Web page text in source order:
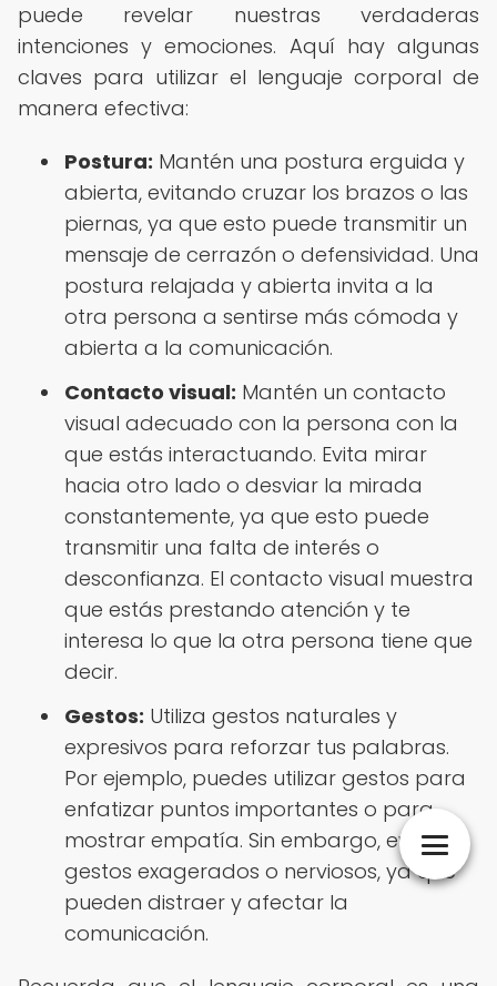
puede revelar nuestras verdaderas
intenciones y emociones. Aquí hay algunas
claves para utilizar el lenguaje corporal de
manera efectiva:
Postura: Mantén una postura erguida y
abierta, evitando cruzar los brazos o las
piernas, ya que esto puede transmitir un
mensaje de cerrazón o defensividad. Una
postura relajada y abierta invita a la
otra persona a sentirse más cómoda y
abierta a la comunicación.
Contacto visual: Mantén un contacto
visual adecuado con la persona con la
que estás interactuando. Evita mirar
hacia otro lado o desviar la mirada
constantemente, ya que esto puede
transmitir una falta de interés o
desconfianza. El contacto visual muestra
que estás prestando atención y te
interesa lo que la otra persona tiene que
decir.
Gestos: Utiliza gestos naturales y
expresivos para reforzar tus palabras.
Por ejemplo, puedes utilizar gestos para
enfatizar puntos importantes o para
mostrar empatía. Sin embargo, evita
gestos exagerados o nerviosos, ya que
pueden distraer y afectar la
comunicación.